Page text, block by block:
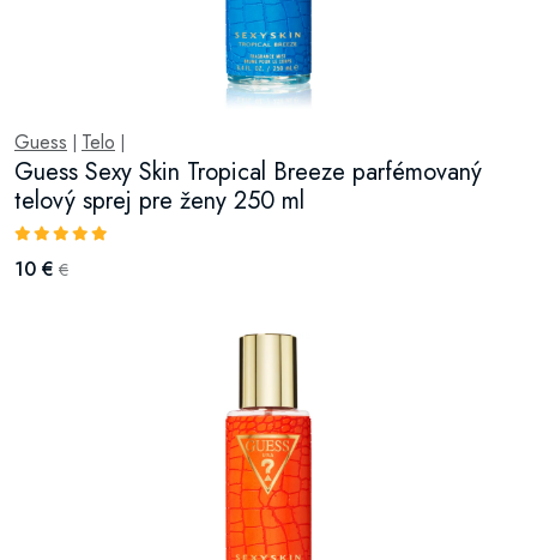
Guess Telo
Guess Sexy Skin Tropical Breeze parfémovaný
telový sprej pre ženy 250 ml
10 € €